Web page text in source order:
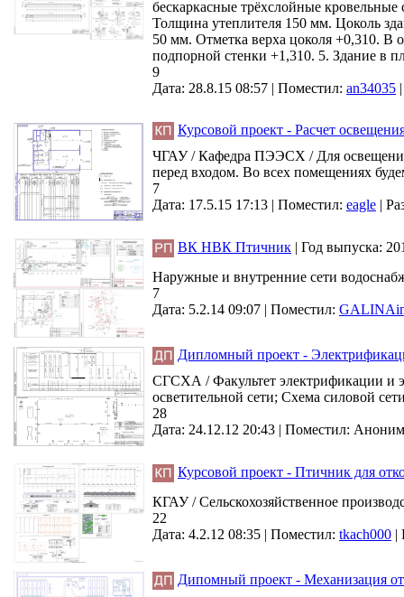
бескаркасные трёхслойные
Толщина утеплителя 150 мм. Цоколь
50 мм. Отметка верха цоколя +0,310. В
подпорной стенки +1,310. 5. Здание в
9
Дата: 28.8.15 08:57 | Поместил: an34035
Курсовой проект - Расчет
ЧГАУ / Кафедра ПЭЭСХ / Для освещения
перед входом. Во всех помещениях
7
Дата: 17.5.15 17:13 | Поместил: eagle |
ВК НВК Птичник | Год выпуска:
Наружные и внутренние сети
7
Дата: 5.2.14 09:07 | Поместил:
Дипломный проект -
СГСХА / Факультет электрификации и
осветительной сети; Схема силовой
28
Дата: 24.12.12 20:43 | Поместил: Аноним
Курсовой проект - Птичник для
КГАУ / Сельскохозяйственное
22
Дата: 4.2.12 08:35 | Поместил: tkach000 |
Дипомный проект - Механизация